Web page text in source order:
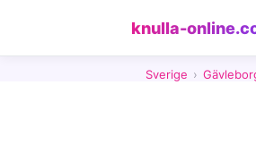
knulla-
Sverige ›